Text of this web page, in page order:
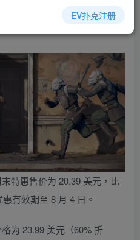
惠活动开启，活动价格创
惠售价为 20.39 美元，比
有效期至 8 月 4 日。
为 23.99 美元（60% 折
EV扑克注册